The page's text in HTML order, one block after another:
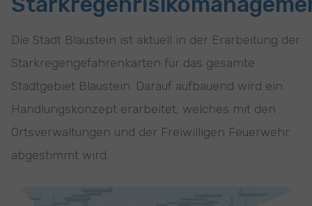
Die Stadt Blaustein ist aktuell in der Erarbeitung der
Starkregengefahrenkarten für das gesamte
Stadtgebiet Blaustein. Darauf aufbauend wird ein
Handlungskonzept erarbeitet, welches mit den
Ortsverwaltungen und der Freiwilligen Feuerwehr
abgestimmt wird.
Show larger version